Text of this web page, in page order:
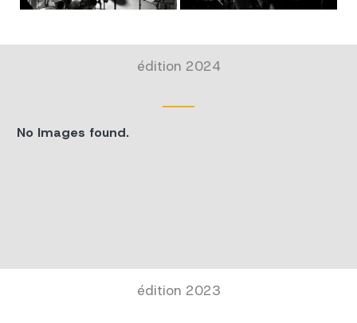
édition 2024
No Images found.
édition 2023